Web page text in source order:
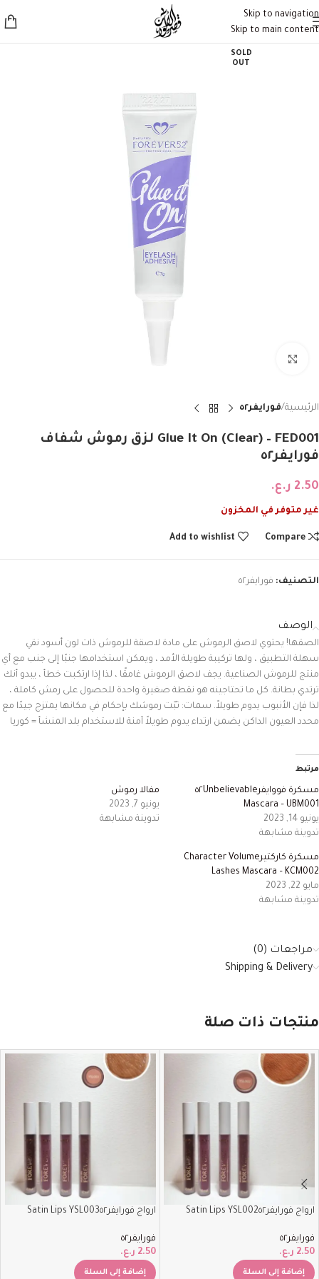
Skip to navigation
Skip to main content
SOLD
OUT
الرئيسية فورايفر٥٢
Glue It On (Clear) – FED001 لزق رموش شفاف
فورايفر٥٢
2.50 ر.ع.
غير متوفر في المخزون
Compare
Add to wishlist
التصنيف: فورايفر٥٢
الوصف
الصقها! يحتوي لاصق الرموش على مادة لاصقة للرموش ذات لون أسود نقي
سهلة التطبيق ، ولها تركيبة طويلة الأمد ، ويمكن استخدامها جنبًا إلى جنب مع أي
منتج للرموش الصناعية. يجف لاصق الرموش غامقًا ، لذا إذا ارتكبت خطأ ، يبدو أنك
ترتدي بطانة. كل ما تحتاجينه هو نقطة صغيرة واحدة للحصول على رمش كاملة ،
لذا فإن الأنبوب يدوم طويلاً. سمات: ثبّت رموشك بإحكام في مكانها يمتزج جيدًا مع
محدد العيون الداكن يضمن ارتداء يدوم طويلاً آمنة للاستخدام بلد المنشأ = كوريا
مرتبط
مسكرة فووايفر٥٢Unbelievable
Mascara – UBM001
يونيو 14, 2023
تدوينة مشابهة
مفالا رموش
يونيو 7, 2023
تدوينة مشابهة
مسكرة كاركتيرCharacter Volume
Lashes Mascara – KCM002
مايو 22, 2023
تدوينة مشابهة
مراجعات (0)
Shipping & Delivery
منتجات ذات صلة
ارواج فورايفر٥٢‏Satin Lips YSL002
فورايفر٥٢
2.50 ر.ع.
إضافة إلى السلة
ارواج فورايفر٥٢‏Satin Lips YSL003
فورايفر٥٢
2.50 ر.ع.
إضافة إلى السلة